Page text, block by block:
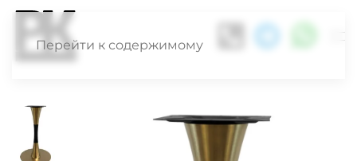
Перейти к содержимому